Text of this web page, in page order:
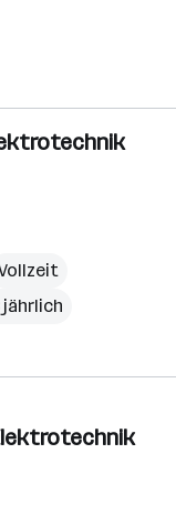
jährlich